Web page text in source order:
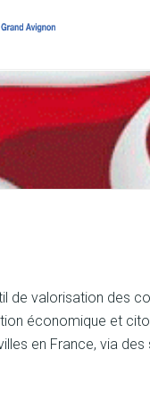
de valorisation des
économique et
en France, via